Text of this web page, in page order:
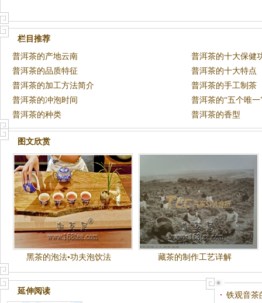
栏目推荐
普洱茶的产地云南
普洱茶的十大保健
普洱茶的品质特征
普洱茶的十大特点
普洱茶的加工方法简介
普洱茶的手工制茶
普洱茶的冲泡时间
普洱茶的“五个唯一
普洱茶的种类
普洱茶的香型
图文欣赏
黑茶的泡法•功夫泡饮法 藏茶的制作工艺详解
延伸阅读
铁观音茶